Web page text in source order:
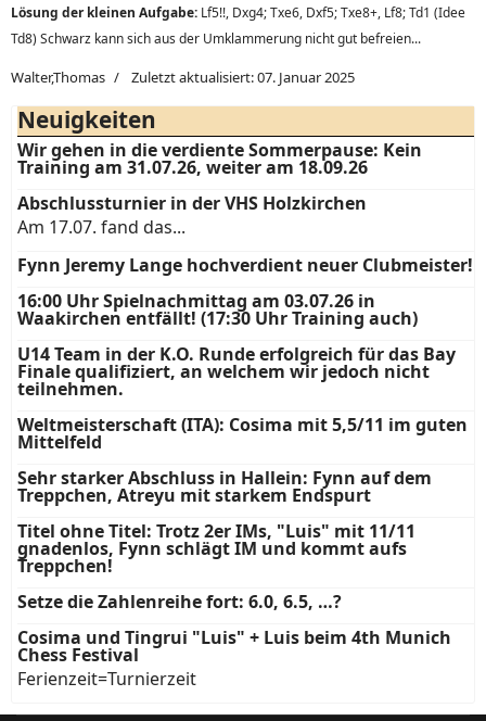
Lösung der kleinen Aufgabe: Lf5!!, Dxg4; Txe6, Dxf5; Txe8+, Lf8; Td1 (Idee
Td8) Schwarz kann sich aus der Umklammerung nicht gut befreien...
Walter,Thomas Zuletzt aktualisiert: 07. Januar 2025
Neuigkeiten
Wir gehen in die verdiente Sommerpause: Kein
Training am 31.07.26, weiter am 18.09.26
Abschlussturnier in der VHS Holzkirchen
Am 17.07. fand das...
Fynn Jeremy Lange hochverdient neuer Clubmeister!
16:00 Uhr Spielnachmittag am 03.07.26 in
Waakirchen entfällt! (17:30 Uhr Training auch)
U14 Team in der K.O. Runde erfolgreich für das Bay
Finale qualifiziert, an welchem wir jedoch nicht
teilnehmen.
Weltmeisterschaft (ITA): Cosima mit 5,5/11 im guten
Mittelfeld
Sehr starker Abschluss in Hallein: Fynn auf dem
Treppchen, Atreyu mit starkem Endspurt
Titel ohne Titel: Trotz 2er IMs, "Luis" mit 11/11
gnadenlos, Fynn schlägt IM und kommt aufs
Treppchen!
Setze die Zahlenreihe fort: 6.0, 6.5, …?
Cosima und Tingrui "Luis" + Luis beim 4th Munich
Chess Festival
Ferienzeit=Turnierzeit